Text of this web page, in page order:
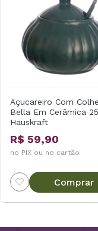
Açucareiro Com
Bella Em Cerâmica
Hauskraft
R$ 59,90
no PIX ou no cartão
Comprar